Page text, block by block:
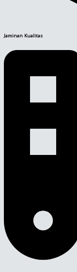
Jaminan Kualitas